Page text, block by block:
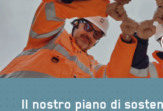
Il nostro piano di
Percorso verso Net